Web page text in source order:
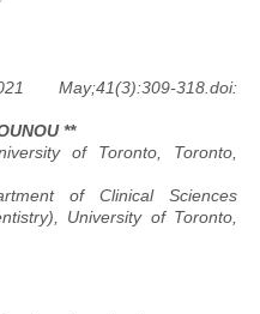
318.doi:
**
of Toronto, Toronto,
of Clinical Sciences
University of Toronto,